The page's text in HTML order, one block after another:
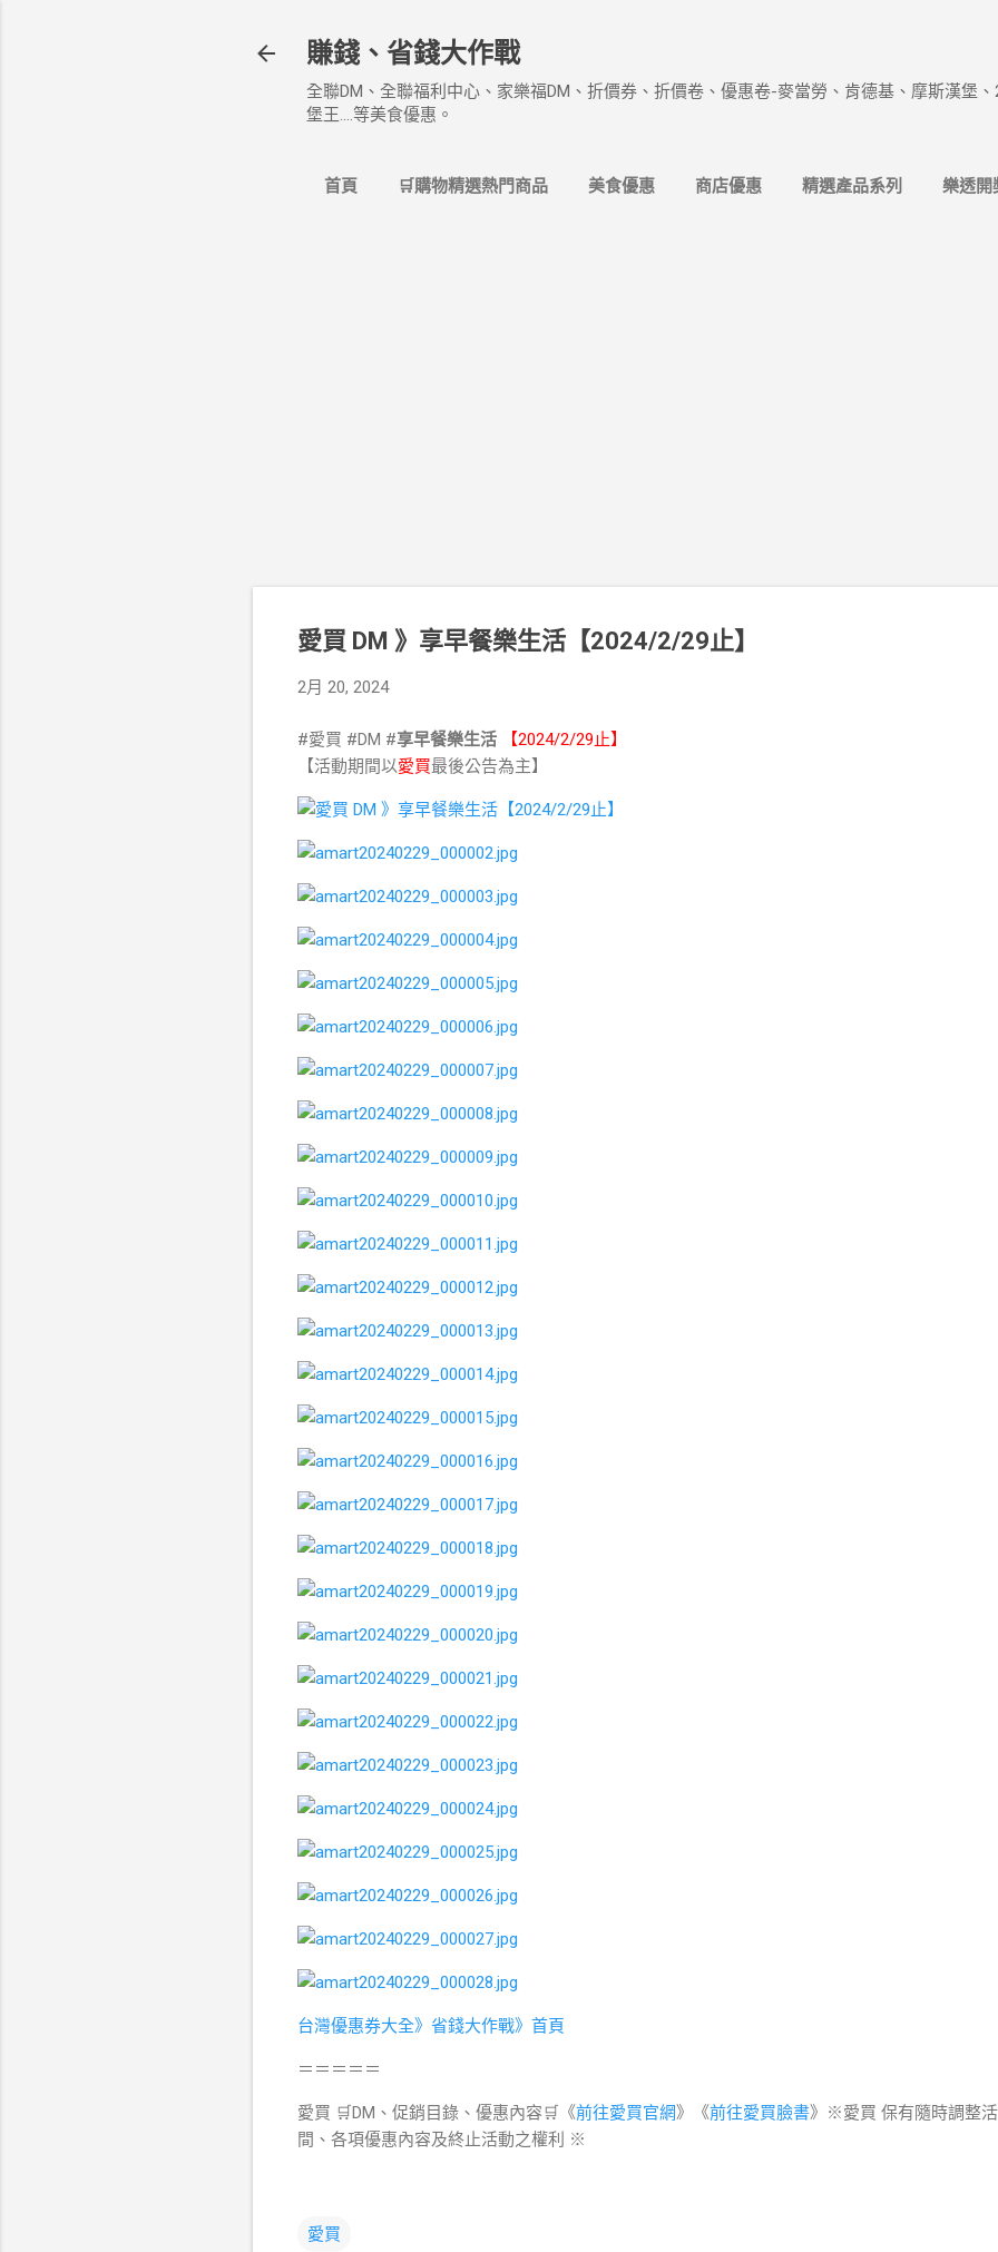
賺錢、省錢大作戰
全聯DM、全聯福利中心、家樂福DM、折價券、折價卷、優惠卷-麥當勞、肯德基、摩斯漢堡
堡王....等美食優惠。
首頁 🛒購物精選熱門商品 美食優惠 商店優惠 精選產品系列 樂透開
愛買 DM 》享早餐樂生活【2024/2/29止】
2月 20, 2024
#愛買 #DM #享早餐樂生活
【2024/2/29止】
【活動期間以愛買最後公告為主】
台灣優惠券大全》省錢大作戰》首頁
＝＝＝＝＝
愛買 🛒DM、促銷目錄、優惠內容🛒《前往愛買官網》《前往愛買臉書》※愛買 保有隨時調整
間、各項優惠內容及終止活動之權利 ※
愛買